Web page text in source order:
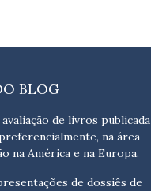
BLOG
de livros publicada
na área
na América e na Europa.
de dossiês de